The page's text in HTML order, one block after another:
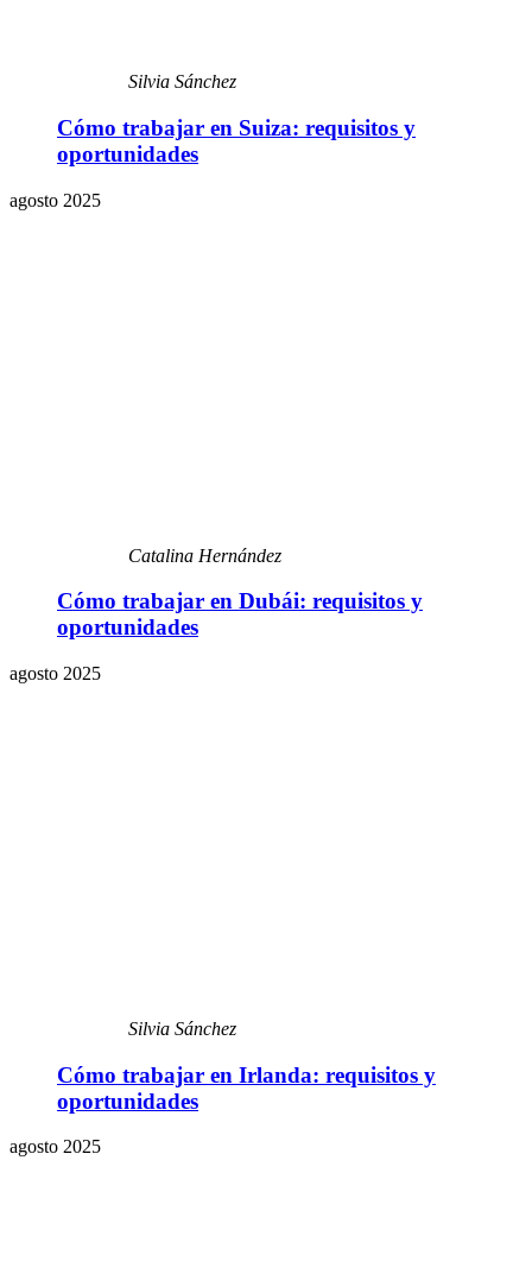
Silvia Sánchez
Cómo trabajar en Suiza: requisitos y
oportunidades
agosto 2025
Catalina Hernández
Cómo trabajar en Dubái: requisitos y
oportunidades
agosto 2025
Silvia Sánchez
Cómo trabajar en Irlanda: requisitos y
oportunidades
agosto 2025